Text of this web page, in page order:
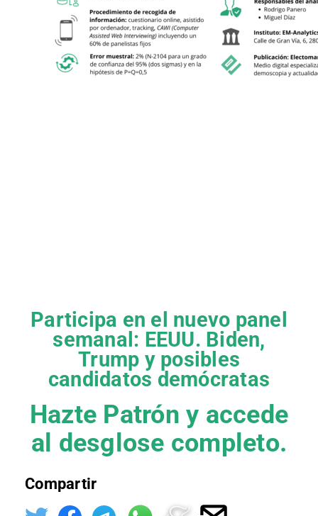
Participa en el nuevo panel
semanal: EEUU. Biden,
Trump y posibles
candidatos demócratas
Hazte Patrón y accede
al desglose completo.
Compartir